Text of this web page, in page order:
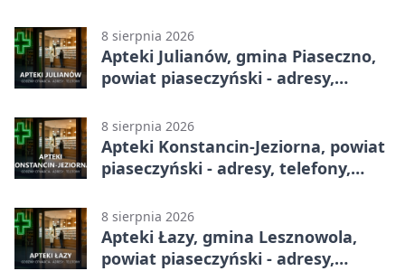
8 sierpnia 2026
Apteki Julianów, gmina Piaseczno,
powiat piaseczyński - adresy,
8 sierpnia 2026
Apteki Konstancin-Jeziorna, powiat
piaseczyński - adresy, telefony,
8 sierpnia 2026
Apteki Łazy, gmina Lesznowola,
powiat piaseczyński - adresy,